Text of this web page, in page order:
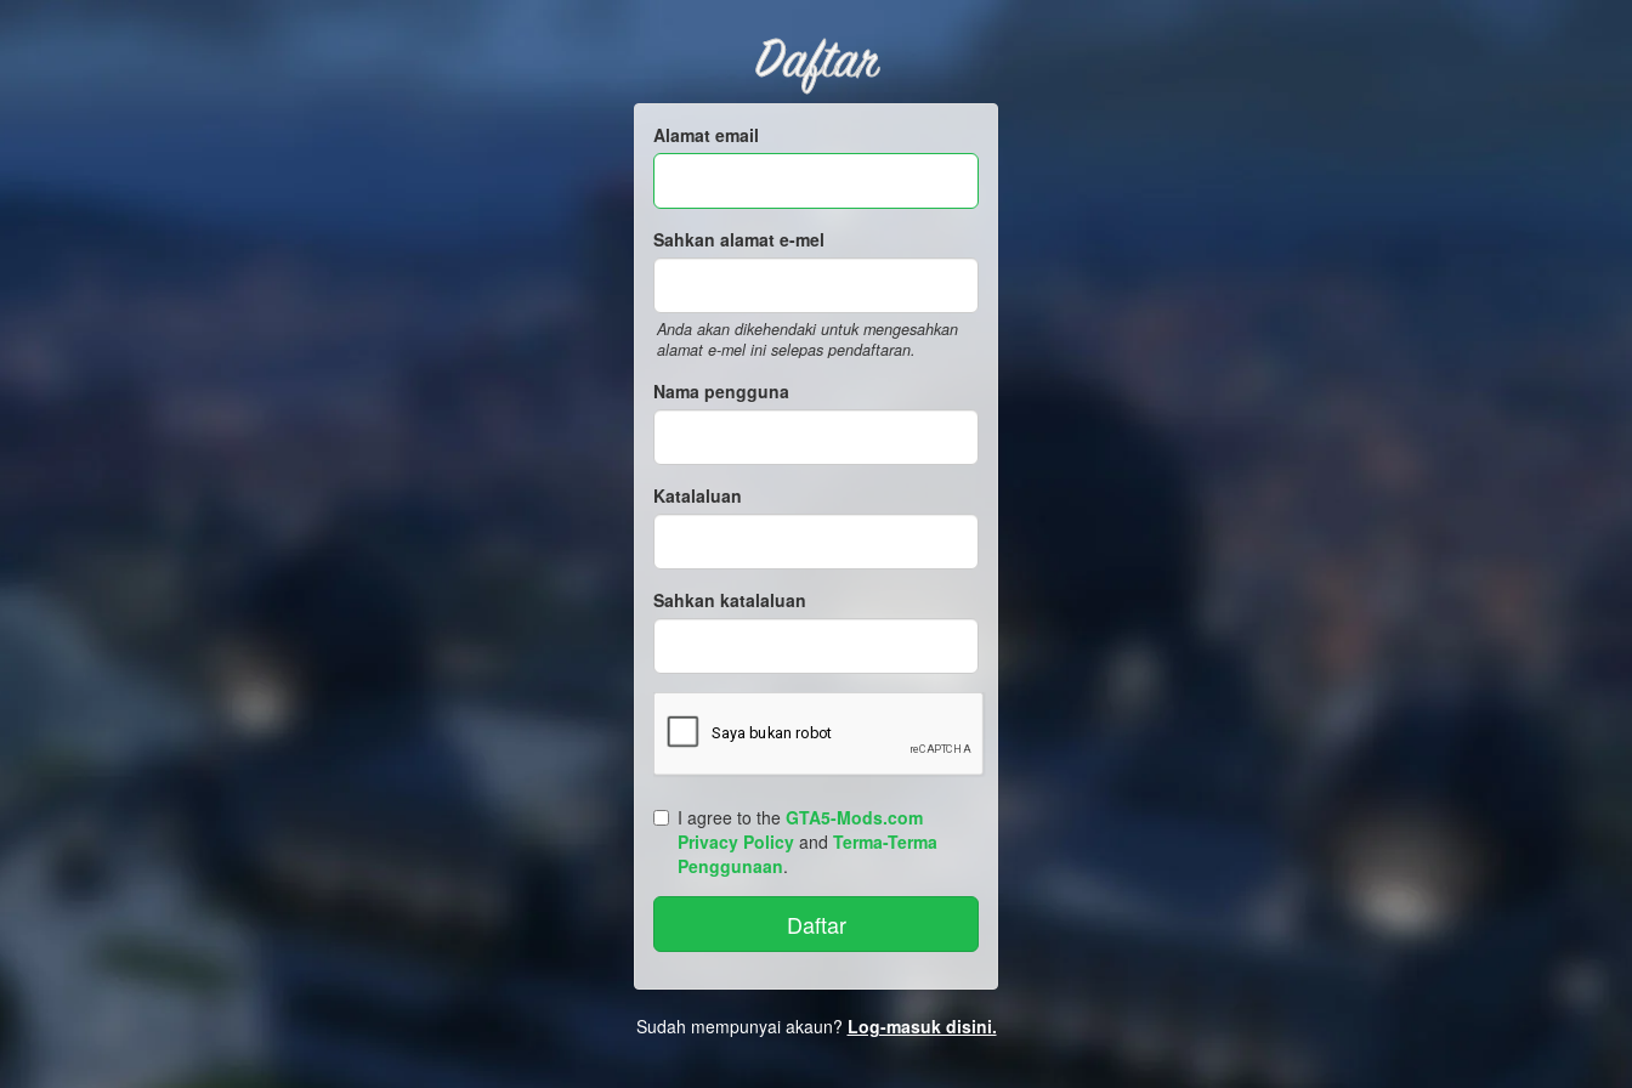
Daftar
Alamat email
Sahkan alamat e-mel
Anda akan dikehendaki untuk mengesahkan
alamat e-mel ini selepas pendaftaran.
Nama pengguna
Katalaluan
Sahkan katalaluan
I agree to the GTA5-Mods.com
Privacy Policy and Terma-Terma
Penggunaan.
Sudah mempunyai akaun? Log-masuk disini.